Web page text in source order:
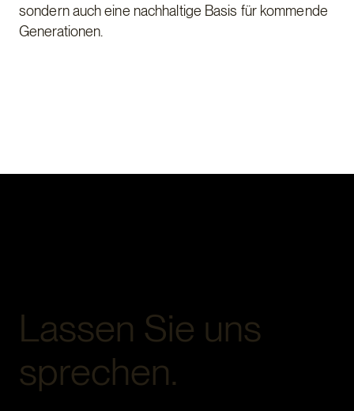
sondern auch eine nachhaltige Basis für kommende
Generationen.
Lassen Sie uns
sprechen.